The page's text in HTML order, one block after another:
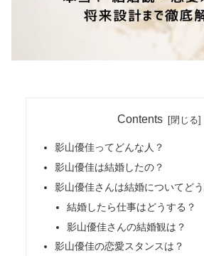
Contents
影山優佳ってどんな人？
影山優佳は結婚したの？
影山優佳さんは結婚についてど
結婚したら仕事はどうする？
影山優佳さんの結婚観は？
影山優佳の恋愛スタンスは？